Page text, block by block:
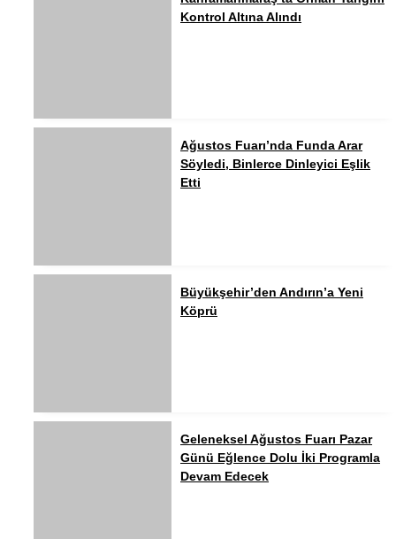
Kontrol Altına Alındı
Ağustos Fuarı’nda Funda Arar
Söyledi, Binlerce Dinleyici Eşlik
Etti
Büyükşehir’den Andırın’a Yeni
Köprü
Geleneksel Ağustos Fuarı Pazar
Günü Eğlence Dolu İki Programla
Devam Edecek